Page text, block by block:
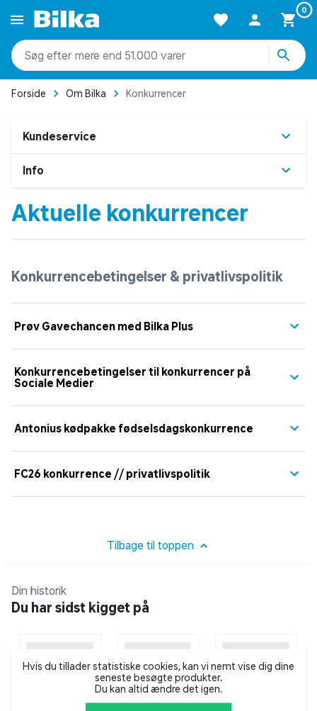
0
mere end 51.000 varer
Forside Om Bilka Konkurrencer
Kundeservice
Info
Aktuelle konkurrencer
Konkurrencebetingelser & privatlivspolitik
Prøv Gavechancen med Bilka Plus
Konkurrencebetingelser til konkurrencer på
Sociale Medier
Antonius kødpakke fødselsdagskonkurrence
FC26 konkurrence // privatlivspolitik
Tilbage til toppen
Din historik
Du har sidst kigget på
Hvis du tillader statistiske cookies, kan vi nemt vise dig dine
seneste besøgte produkter.
Du kan altid ændre det igen.